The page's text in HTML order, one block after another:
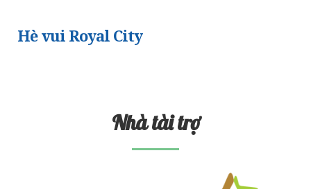
Hè vui Royal City
Nhà tài trợ